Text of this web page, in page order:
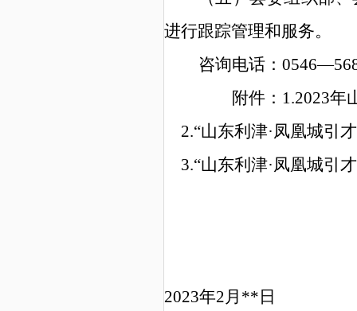
进行跟踪管理和服务。
咨询电话： 0546—
附件： 1.2023年
2.“山东利津·凤凰城引
3.“山东利津·凤凰城引
2023年2月 ** 日